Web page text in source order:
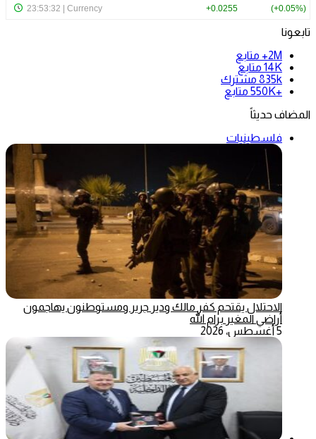
تابعونا
2M+
متابع
14K متابع
835k مشترك
+550K
متابع
المضاف حديثاً
فلسطينيات
الاحتلال يقتحم كفر مالك ودير جرير ومستوطنون يهاجمون
أراضي المغير برام الله
5 أغسطس، 2026